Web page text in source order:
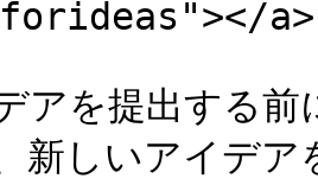
a>
アを提出する
新しいアイデ